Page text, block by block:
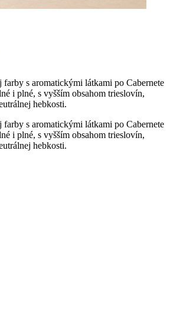
s aromatickými látkami po Cabernete
i plné, s vyšším obsahom trieslovín,
hebkosti.
s aromatickými látkami po Cabernete
i plné, s vyšším obsahom trieslovín,
hebkosti.